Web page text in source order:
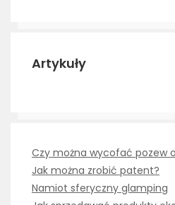
Artykuły
Czy można wycofać pozew
Jak można zrobić patent?
Namiot sferyczny glamping